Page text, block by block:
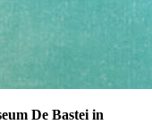
De Bastei in